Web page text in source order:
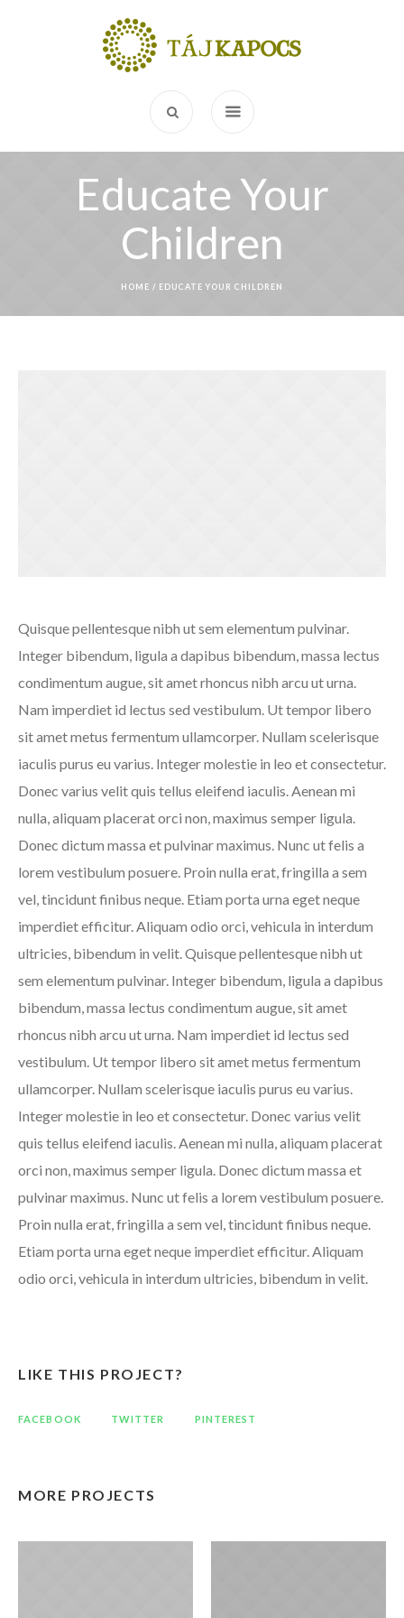
Educate Your
Children
HOME / EDUCATE YOUR CHILDREN
Quisque pellentesque nibh ut sem elementum pulvinar.
Integer bibendum, ligula a dapibus bibendum, massa lectus
condimentum augue, sit amet rhoncus nibh arcu ut urna.
Nam imperdiet id lectus sed vestibulum. Ut tempor libero
sit amet metus fermentum ullamcorper. Nullam scelerisque
iaculis purus eu varius. Integer molestie in leo et consectetur.
Donec varius velit quis tellus eleifend iaculis. Aenean mi
nulla, aliquam placerat orci non, maximus semper ligula.
Donec dictum massa et pulvinar maximus. Nunc ut felis a
lorem vestibulum posuere. Proin nulla erat, fringilla a sem
vel, tincidunt finibus neque. Etiam porta urna eget neque
imperdiet efficitur. Aliquam odio orci, vehicula in interdum
ultricies, bibendum in velit. Quisque pellentesque nibh ut
sem elementum pulvinar. Integer bibendum, ligula a dapibus
bibendum, massa lectus condimentum augue, sit amet
rhoncus nibh arcu ut urna. Nam imperdiet id lectus sed
vestibulum. Ut tempor libero sit amet metus fermentum
ullamcorper. Nullam scelerisque iaculis purus eu varius.
Integer molestie in leo et consectetur. Donec varius velit
quis tellus eleifend iaculis. Aenean mi nulla, aliquam placerat
orci non, maximus semper ligula. Donec dictum massa et
pulvinar maximus. Nunc ut felis a lorem vestibulum posuere.
Proin nulla erat, fringilla a sem vel, tincidunt finibus neque.
Etiam porta urna eget neque imperdiet efficitur. Aliquam
odio orci, vehicula in interdum ultricies, bibendum in velit.
LIKE THIS PROJECT?
FACEBOOK TWITTER PINTEREST
MORE PROJECTS